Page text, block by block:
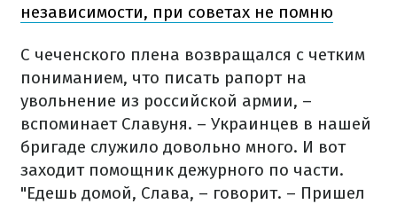
независимости, при советах не помню
С чеченского плена возвращался с четким
пониманием, что писать рапорт на
увольнение из российской армии, –
вспоминает Славуня. – Украинцев в нашей
бригаде служило довольно много. И вот
заходит помощник дежурного по части.
"Едешь домой, Слава, – говорит. – Пришел